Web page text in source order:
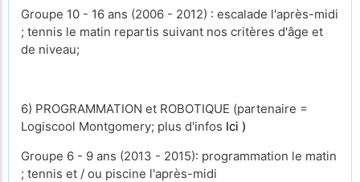
Groupe 10 - 16 ans (2006 - 2012) : escalade l'après-midi
; tennis le matin repartis suivant nos critères d'âge et
de niveau;
6) PROGRAMMATION et ROBOTIQUE (partenaire =
Logiscool Montgomery; plus d'infos Ici )
Groupe 6 - 9 ans (2013 - 2015): programmation le matin
; tennis et / ou piscine l'après-midi